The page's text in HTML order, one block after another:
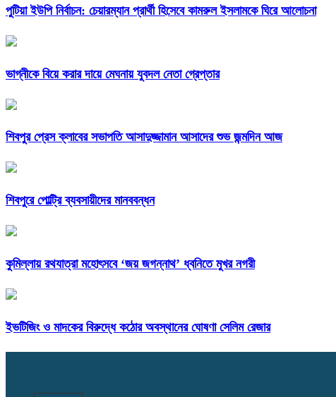
পুটিয়া ইউপি নির্বাচন: চেয়ারম্যান প্রার্থী হিসেবে কামরুল ইসলামকে ঘিরে আলোচনা
ভাগ্নীকে বিয়ে করার দায়ে মেঘনায় যুবদল নেতা গ্রেপ্তার
শিবপুর প্রেস ক্লাবের সভাপতি আসাদুজ্জামান আসাদের শুভ জন্মদিন আজ
শিবপুরে পোল্ট্রি ব্যবসায়ীদের মানববন্ধন
কুমিল্লায় রথযাত্রা মহোৎসবে ‘জয় জগন্নাথ’ ধ্বনিতে মুখর নগরী
ইভটিজিং ও মাদকের বিরুদ্ধে কঠোর অবস্থানের ঘোষণা সেলিম রেজার